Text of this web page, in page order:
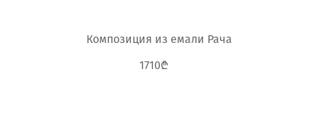
Композиция из емали Рача
1710₾